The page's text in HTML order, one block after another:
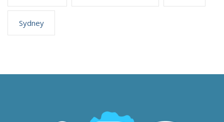
Sydney